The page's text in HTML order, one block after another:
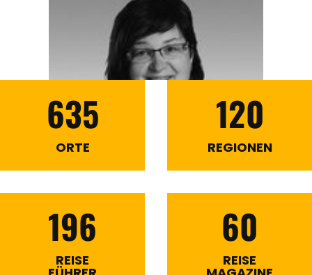
635
ORTE
120
REGIONEN
196
REISE
60
REISE